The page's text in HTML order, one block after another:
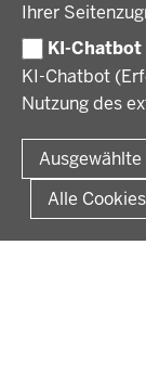
Ihrer
KI-Chatbot
KI-Chatbot
Nutzung des
Alle
Volljurist:in
Praktikum
Stellenangebote
Amtsblatt
PRESSE
Podcast
© 2026
Fußzeile
Impressum
Kurzlink zu dieser